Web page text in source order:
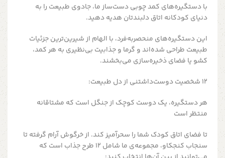
با دستگیره‌های کمد چوبی دست‌ساز ما، جادوی طبیعت را به
دنیای کودکانه‌ اتاق دلبندتان هدیه دهید.
این دستگیره‌های منحصربه‌فرد، با الهام از شیرین‌ترین جزئیات
طبیعت طراحی شده‌اند و گرما و جذابیت بی‌نظیری به هر کمد،
کشو یا فضای ذخیره‌سازی می‌بخشند.
۱۲ شخصیت دوست‌داشتنی از دل طبیعت:
هر دستگیره، یک دوست کوچک از جنگل است که مشتاقانه
منتظر است
تا فضای اتاق کودک شما را سحرآمیز کند. از خرگوش آرام گرفته تا
سنجاب کنجکاو، مجموعه‌ی ما شامل ۱۲ طرح جذاب است که